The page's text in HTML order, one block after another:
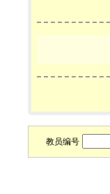
教员编号